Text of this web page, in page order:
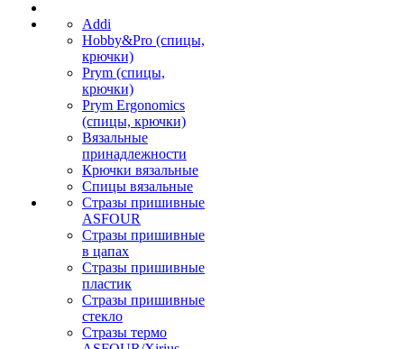
Addi
Hobby&Pro (спицы,
крючки)
Prym (спицы,
крючки)
Prym Ergonomics
(спицы, крючки)
Вязальные
принадлежности
Крючки вязальные
Спицы вязальные
Стразы пришивные
ASFOUR
Стразы пришивные
в цапах
Стразы пришивные
пластик
Стразы пришивные
стекло
Стразы термо